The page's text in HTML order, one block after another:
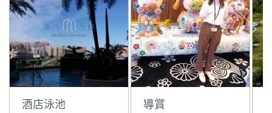
酒店泳池 導賞